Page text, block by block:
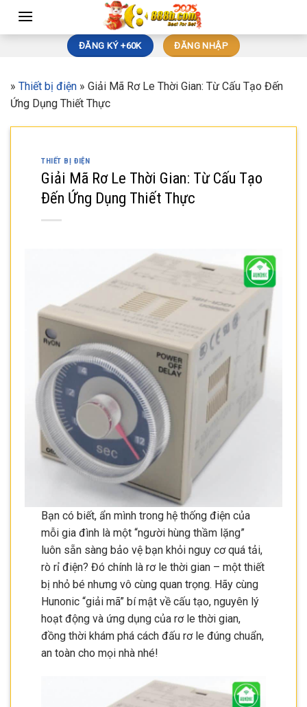
ĐĂNG KÝ +60K ĐĂNG NHẬP
» Thiết bị điện » Giải Mã Rơ Le Thời Gian: Từ Cấu Tạo Đến
Ứng Dụng Thiết Thực
THIẾT BỊ ĐIỆN
Giải Mã Rơ Le Thời Gian: Từ Cấu Tạo
Đến Ứng Dụng Thiết Thực
Bạn có biết, ẩn mình trong hệ thống điện của
mỗi gia đình là một “người hùng thầm lặng”
luôn sẵn sàng bảo vệ bạn khỏi nguy cơ quá tải,
rò rỉ điện? Đó chính là rơ le thời gian – một thiết
bị nhỏ bé nhưng vô cùng quan trọng. Hãy cùng
Hunonic “giải mã” bí mật về cấu tạo, nguyên lý
hoạt động và ứng dụng của rơ le thời gian,
đồng thời khám phá cách đấu rơ le đúng chuẩn,
an toàn cho mọi nhà nhé!